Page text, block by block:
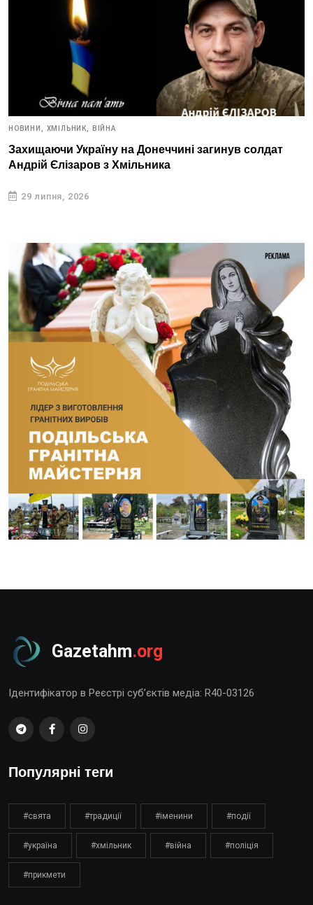
НОВИНИ, ХМІЛЬНИК, ВІЙНА
Захищаючи Україну на Донеччині загинув солдат
Андрій Єлізаров з Хмільника
29 липня, 2026
Gazetahm.org
Ідентифікатор в Реєстрі суб’єктів медіа: R40-03126
Популярні теги
#свята #традиції #іменини #події
#україна #хмільник #війна #поліція
#прикмети